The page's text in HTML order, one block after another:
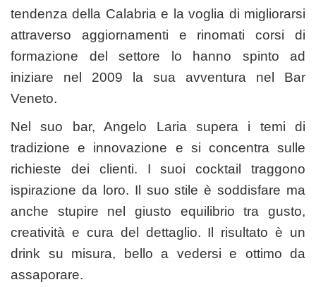
tendenza della Calabria e la voglia di migliorarsi
attraverso aggiornamenti e rinomati corsi di
formazione del settore lo hanno spinto ad
iniziare nel 2009 la sua avventura nel Bar
Veneto.
Nel suo bar, Angelo Laria supera i temi di
tradizione e innovazione e si concentra sulle
richieste dei clienti. I suoi cocktail traggono
ispirazione da loro. Il suo stile è soddisfare ma
anche stupire nel giusto equilibrio tra gusto,
creatività e cura del dettaglio. Il risultato è un
drink su misura, bello a vedersi e ottimo da
assaporare.